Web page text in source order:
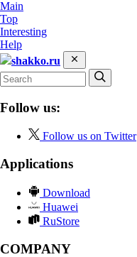
Main
Top
Interesting
Help
shakko.ru
Follow us:
Follow us on Twitter
Applications
Download
Huawei
RuStore
COMPANY